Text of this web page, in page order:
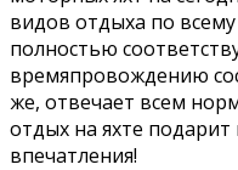
видов отдыха по
полностью
времяпровождению
же, отвечает всем
отдых на яхте
впечатления!